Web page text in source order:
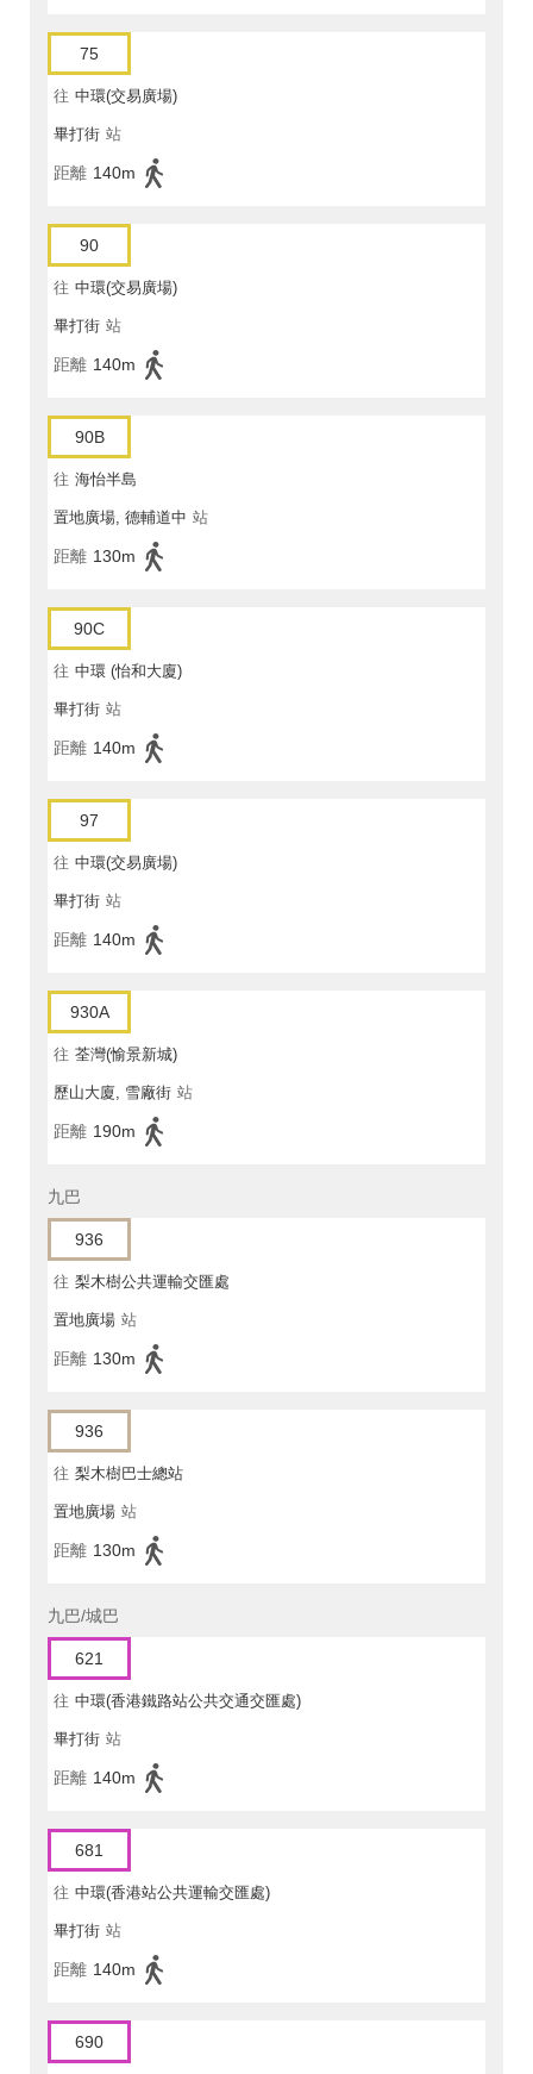
75
往 中環(交易廣場)
畢打街 站
距離 140m
90
往 中環(交易廣場)
畢打街 站
距離 140m
90B
往 海怡半島
置地廣場, 德輔道中 站
距離 130m
90C
往 中環 (怡和大廈)
畢打街 站
距離 140m
97
往 中環(交易廣場)
畢打街 站
距離 140m
930A
往 荃灣(愉景新城)
歷山大廈, 雪廠街 站
距離 190m
九巴
936
往 梨木樹公共運輸交匯處
置地廣場 站
距離 130m
936
往 梨木樹巴士總站
置地廣場 站
距離 130m
九巴/城巴
621
往 中環(香港鐵路站公共交通交匯處)
畢打街 站
距離 140m
681
往 中環(香港站公共運輸交匯處)
畢打街 站
距離 140m
690